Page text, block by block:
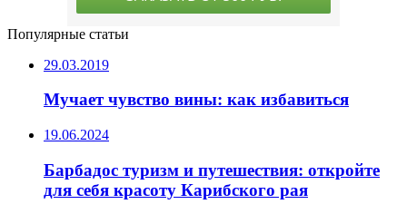
Популярные статьи
29.03.2019
Мучает чувство вины: как избавиться
19.06.2024
Барбадос туризм и путешествия: откройте
для себя красоту Карибского рая